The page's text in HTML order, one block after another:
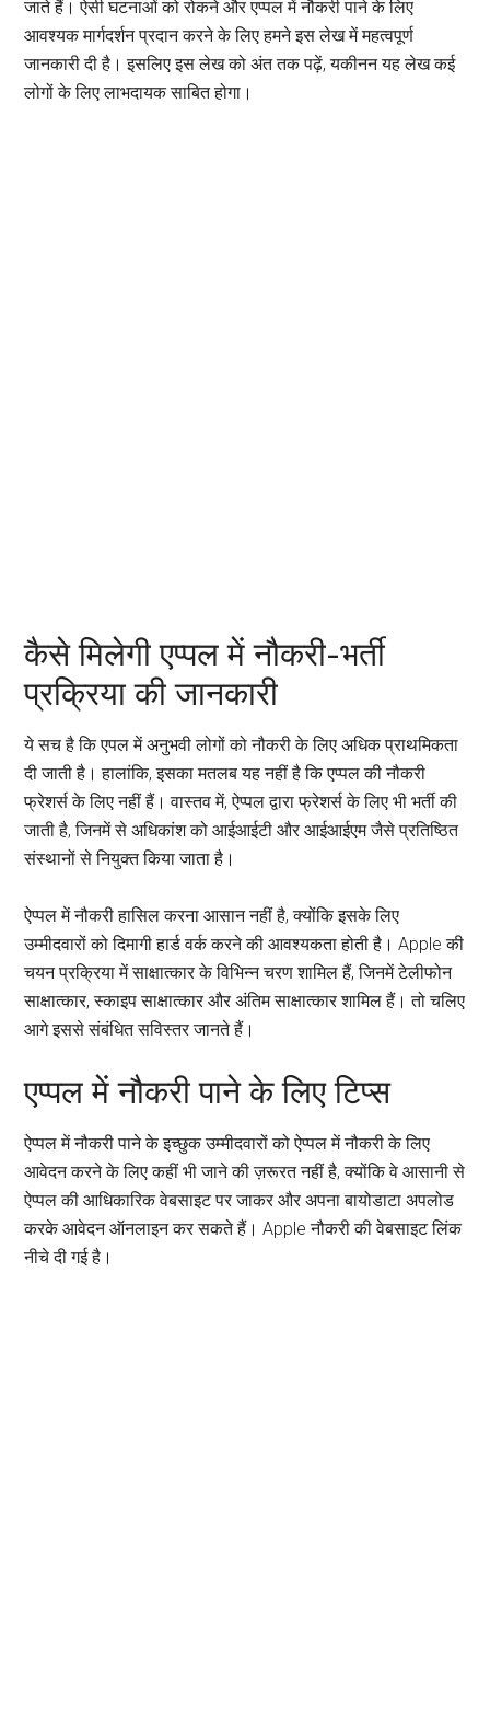
जाते हैं। ऐसी घटनाओं को रोकने और एप्पल में नौकरी पाने के लिए
आवश्यक मार्गदर्शन प्रदान करने के लिए हमने इस लेख में महत्वपूर्ण
जानकारी दी है। इसलिए इस लेख को अंत तक पढ़ें, यकीनन यह लेख कई
लोगों के लिए लाभदायक साबित होगा।
कैसे मिलेगी एप्पल में नौकरी-भर्ती
प्रक्रिया की जानकारी
ये सच है कि एपल में अनुभवी लोगों को नौकरी के लिए अधिक प्राथमिकता
दी जाती है। हालांकि, इसका मतलब यह नहीं है कि एप्पल की नौकरी
फ्रेशर्स के लिए नहीं हैं। वास्तव में, ऐप्पल द्वारा फ्रेशर्स के लिए भी भर्ती की
जाती है, जिनमें से अधिकांश को आईआईटी और आईआईएम जैसे प्रतिष्ठित
संस्थानों से नियुक्त किया जाता है।
ऐप्पल में नौकरी हासिल करना आसान नहीं है, क्योंकि इसके लिए
उम्मीदवारों को दिमागी हार्ड वर्क करने की आवश्यकता होती है। Apple की
चयन प्रक्रिया में साक्षात्कार के विभिन्न चरण शामिल हैं, जिनमें टेलीफोन
साक्षात्कार, स्काइप साक्षात्कार और अंतिम साक्षात्कार शामिल हैं। तो चलिए
आगे इससे संबंधित सविस्तर जानते हैं।
एप्पल में नौकरी पाने के लिए टिप्स
ऐप्पल में नौकरी पाने के इच्छुक उम्मीदवारों को ऐप्पल में नौकरी के लिए
आवेदन करने के लिए कहीं भी जाने की ज़रूरत नहीं है, क्योंकि वे आसानी से
ऐप्पल की आधिकारिक वेबसाइट पर जाकर और अपना बायोडाटा अपलोड
करके आवेदन ऑनलाइन कर सकते हैं। Apple नौकरी की वेबसाइट लिंक
नीचे दी गई है।